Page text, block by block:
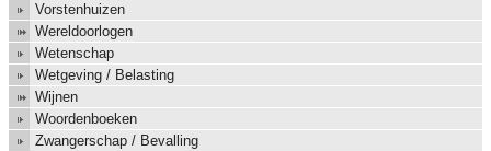
Vorstenhuizen
Wereldoorlogen
Wetenschap
Wetgeving / Belasting
Wijnen
Woordenboeken
Zwangerschap / Bevalling